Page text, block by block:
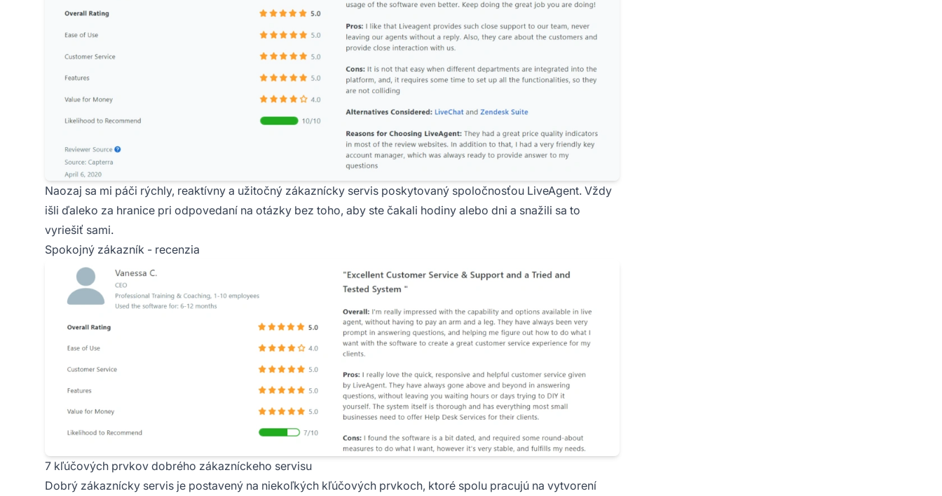
Naozaj sa mi páči rýchly, reaktívny a užitočný zákaznícky servis poskytovaný spoločnosťou LiveAgent. Vždy
išli ďaleko za hranice pri odpovedaní na otázky bez toho, aby ste čakali hodiny alebo dni a snažili sa to
vyriešiť sami.
Spokojný zákazník - recenzia
7 kľúčových prvkov dobrého zákazníckeho servisu
Dobrý zákaznícky servis je postavený na niekoľkých kľúčových prvkoch, ktoré spolu pracujú na vytvorení